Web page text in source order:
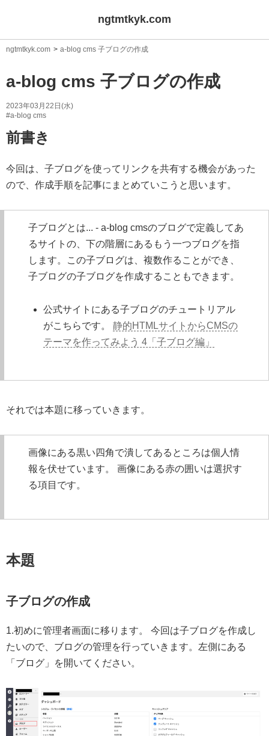
ngtmtkyk.com
ngtmtkyk.com a-blog cms 子ブログの作成
a-blog cms 子ブログの作成
2023年03月22日(水)
#a-blog cms
前書き
今回は、子ブログを使ってリンクを共有する機会があった
ので、作成手順を記事にまとめていこうと思います。
子ブログとは... - a-blog cmsのブログで定義してあ
るサイトの、下の階層にあるもう一つブログを指
します。この子ブログは、複数作ることができ、
子ブログの子ブログを作成することもできます。
公式サイトにある子ブログのチュートリアル
がこちらです。 静的HTMLサイトからCMSの
テーマを作ってみよう 4「子ブログ編」
それでは本題に移っていきます。
画像にある黒い四角で潰してあるところは個人情
報を伏せています。 画像にある赤の囲いは選択す
る項目です。
本題
子ブログの作成
1.初めに管理者画面に移ります。 今回は子ブログを作成し
たいので、ブログの管理を行っていきます。左側にある
「ブログ」を開いてください。